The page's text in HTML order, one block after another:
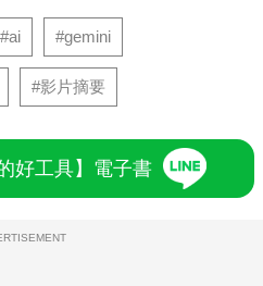
#ai #gemini
#影片摘要
好工具】電子書